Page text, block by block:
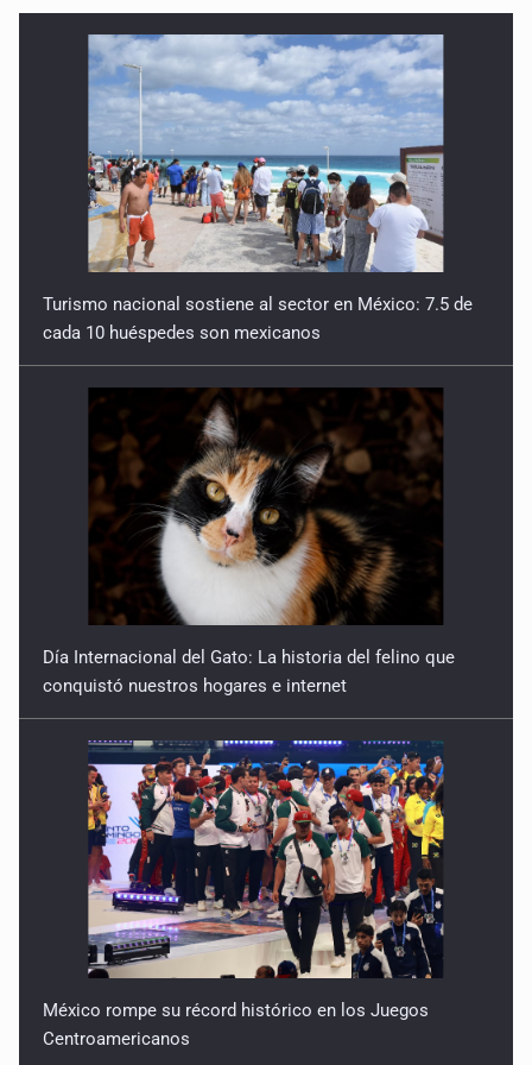
Turismo nacional sostiene al sector en México: 7.5 de
cada 10 huéspedes son mexicanos
Día Internacional del Gato: La historia del felino que
conquistó nuestros hogares e internet
México rompe su récord histórico en los Juegos
Centroamericanos